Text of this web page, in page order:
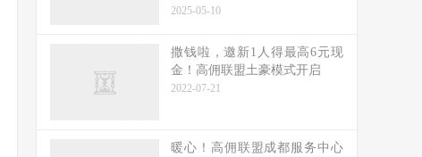
2025-05-10
撒钱啦，邀新1人得最高6元现
金！高佣联盟土豪模式开启
2022-07-21
暖心！高佣联盟成都服务中心